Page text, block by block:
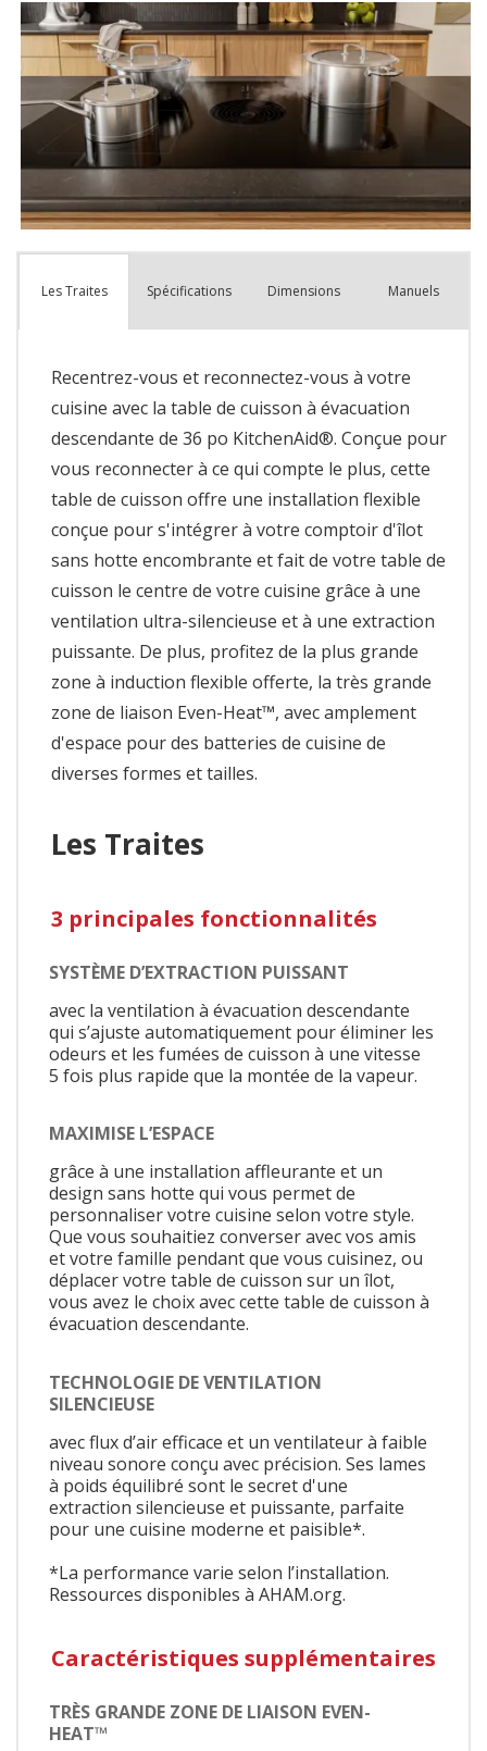
Les Traites Spécifications Dimensions Manuels
Recentrez-vous et reconnectez-vous à votre
cuisine avec la table de cuisson à évacuation
descendante de 36 po KitchenAid®. Conçue pour
vous reconnecter à ce qui compte le plus, cette
table de cuisson offre une installation flexible
conçue pour s'intégrer à votre comptoir d'îlot
sans hotte encombrante et fait de votre table de
cuisson le centre de votre cuisine grâce à une
ventilation ultra-silencieuse et à une extraction
puissante. De plus, profitez de la plus grande
zone à induction flexible offerte, la très grande
zone de liaison Even-Heat™, avec amplement
d'espace pour des batteries de cuisine de
diverses formes et tailles.
Les Traites
3 principales fonctionnalités
SYSTÈME D’EXTRACTION PUISSANT
avec la ventilation à évacuation descendante
qui s’ajuste automatiquement pour éliminer les
odeurs et les fumées de cuisson à une vitesse
5 fois plus rapide que la montée de la vapeur.
MAXIMISE L’ESPACE
grâce à une installation affleurante et un
design sans hotte qui vous permet de
personnaliser votre cuisine selon votre style.
Que vous souhaitiez converser avec vos amis
et votre famille pendant que vous cuisinez, ou
déplacer votre table de cuisson sur un îlot,
vous avez le choix avec cette table de cuisson à
évacuation descendante.
TECHNOLOGIE DE VENTILATION
SILENCIEUSE
avec flux d’air efficace et un ventilateur à faible
niveau sonore conçu avec précision. Ses lames
à poids équilibré sont le secret d'une
extraction silencieuse et puissante, parfaite
pour une cuisine moderne et paisible*.
*La performance varie selon l’installation.
Ressources disponibles à AHAM.org.
Caractéristiques supplémentaires
TRÈS GRANDE ZONE DE LIAISON EVEN-
HEAT™